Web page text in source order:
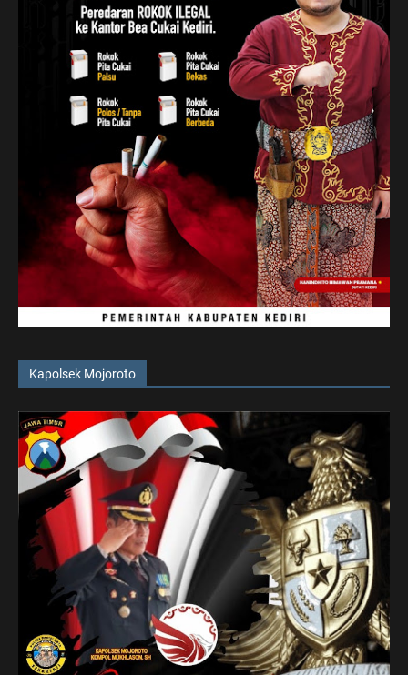
Kapolsek Mojoroto